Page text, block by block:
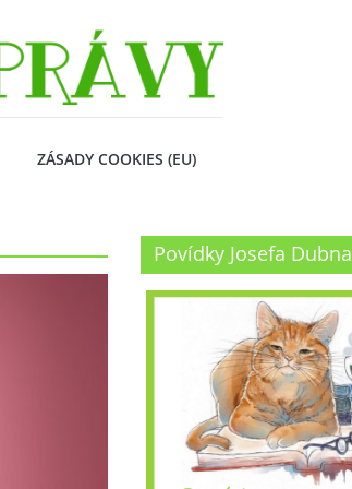
ZÁSADY COOKIES (EU)
Povídky Josefa Dubna